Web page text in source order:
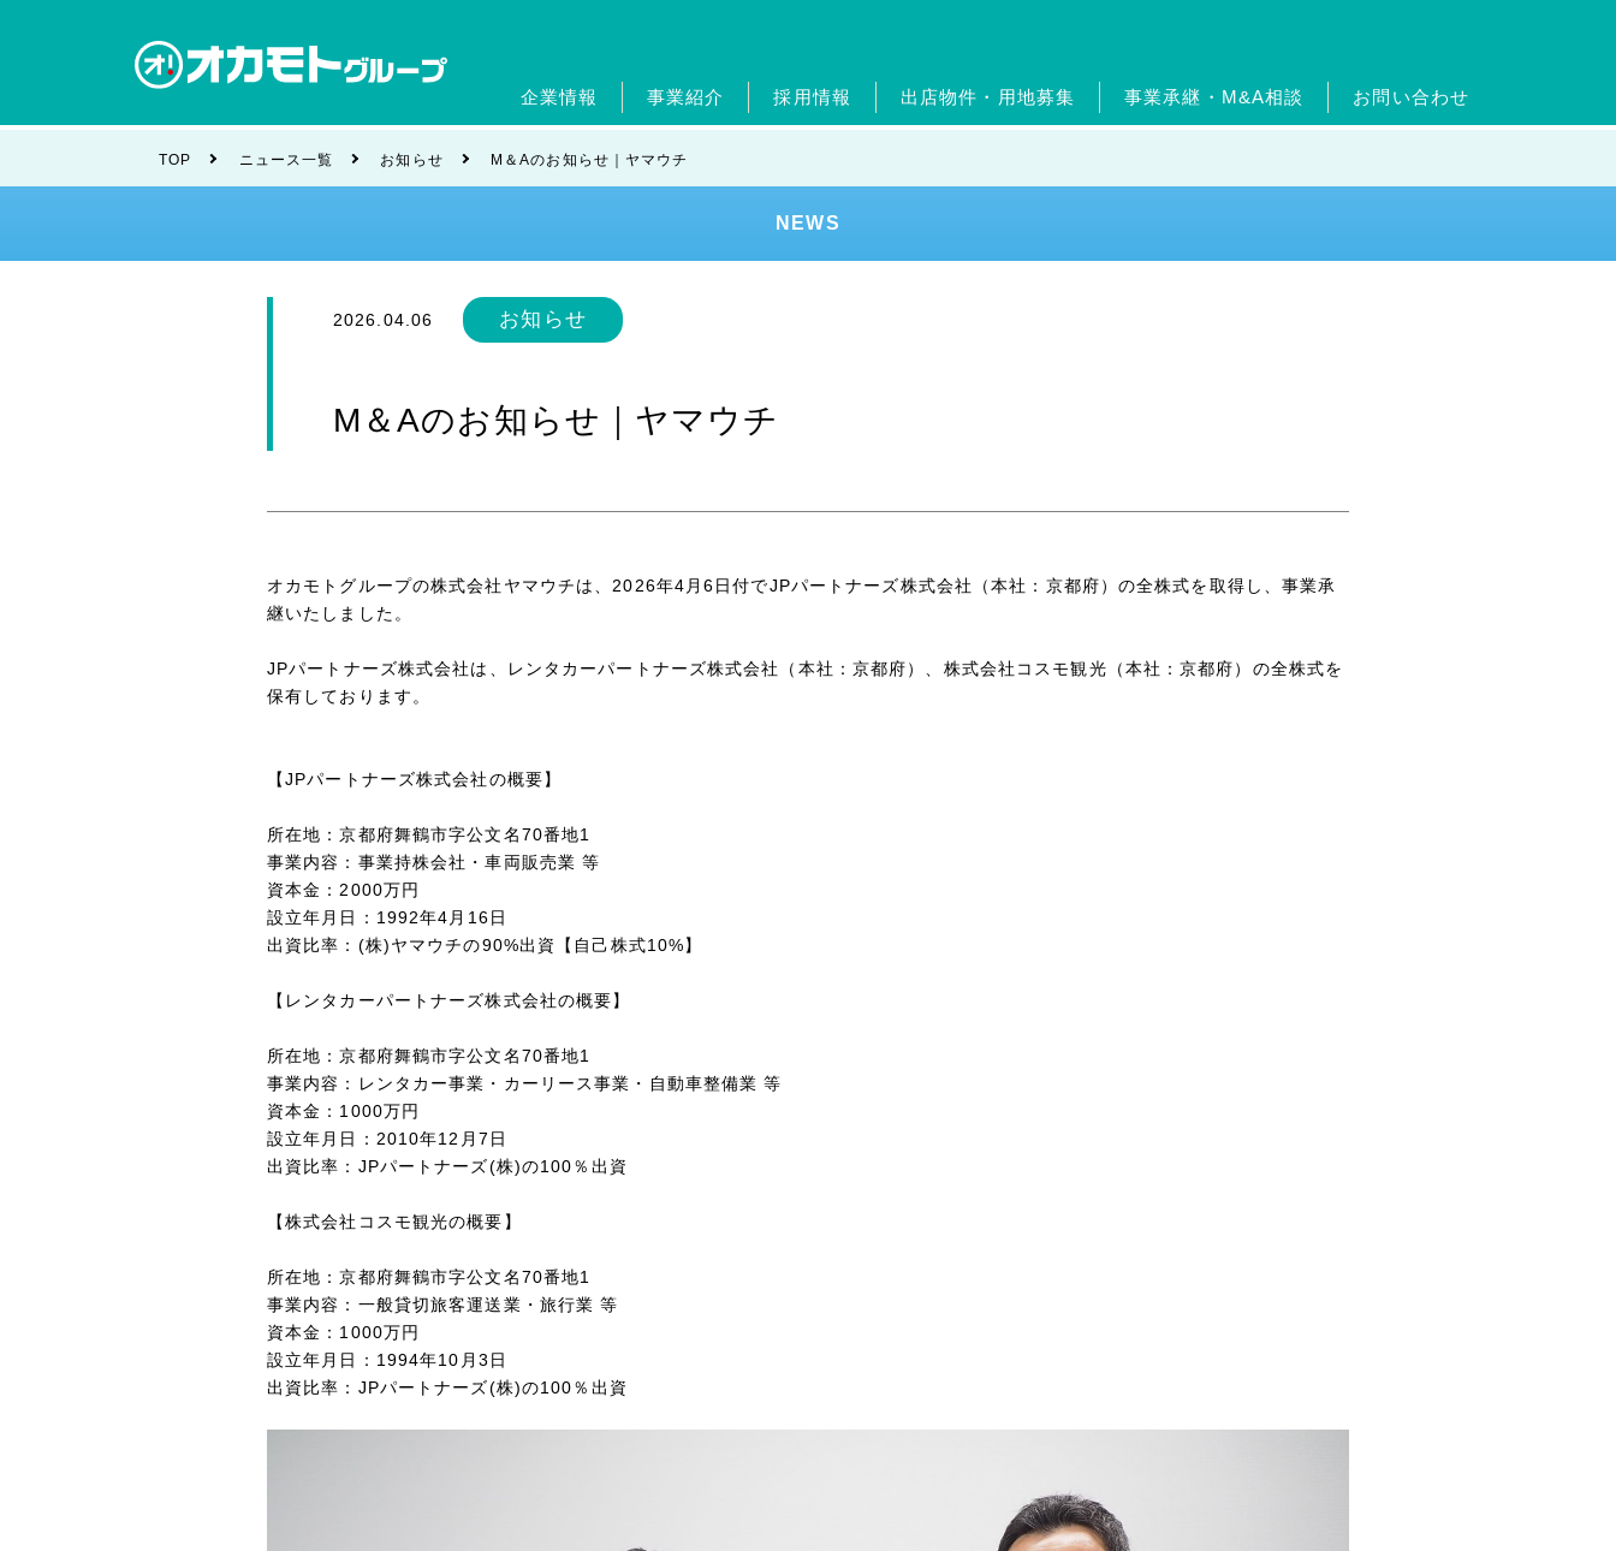
企業情報
会社概要・グループ会社
SDGs レジデンスアーティスト
事業紹介
ガソリンスタンド事業
採用情報 出店物件・用地募集 事業承継・M&A相談 お問い合わせ
TOP ニュース一覧 お知らせ M＆Aのお知らせ｜ヤマウチ
NEWS
2026.04.06 お知らせ
M＆Aのお知らせ｜ヤマウチ
オカモトグループの株式会社ヤマウチは、2026年4月6日付でJPパートナーズ株式会社（本社： 京都府）の全株式を取得し、事業承
継いたしました。
JPパートナーズ株式会社は、レンタカーパートナーズ株式会社（本社：京都府）、株式会社コスモ観光（本社：京都府）の全株式を
保有しております。
【JPパートナーズ株式会社の概要】
所在地：京都府舞鶴市字公文名70番地1
事業内容： 事業持株会社・車両販売業 等
資本金：2000万円
設立年月日： 1992年4月16日
出資比率： (株)ヤマウチの90%出資【自己株式10%】
【レンタカーパートナーズ株式会社の概要】
所在地：京都府舞鶴市字公文名70番地1
事業内容：
レンタカー事業・カーリース事業・自動車整備業 等
資本金：1000万円
設立年月日： 2010年12月7日
出資比率： JPパートナーズ(株)の100％出資
【株式会社コスモ観光の概要】
所在地：京都府舞鶴市字公文名70番地1
事業内容： 一般貸切旅客運送業・旅行業 等
資本金：1000万円
設立年月日： 1994年10月3日
出資比率： JPパートナーズ(株)の100％出資